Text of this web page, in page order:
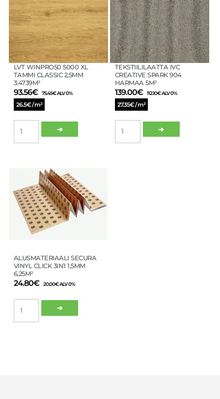
LVT WINPRO50 5000 XL
TAMMI CLASSIC 2,5MM
3.4739M²
93.56€ 75.45€ALV 0%
26.5€ / m²
LVT
WINPRO50
CLASSIC
3.4739M²
määrä
➔
TEKSTIILILAATTA IVC
CREATIVE SPARK 904
HARMAA 5M²
139.00€ 112.10€ALV 0%
27.35€ / m²
TEKSTIILILAATTA
IVC
➔
ALUSMATERIAALI SECURA
VINYL CLICK 3IN1 1,5MM
6,25M²
24.80€ 20.00€ALV 0%
ALUSMATERIAALI
SECURA
➔